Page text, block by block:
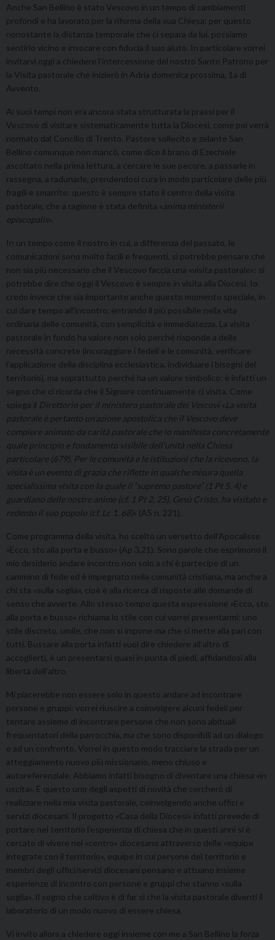
Anche San Bellino è stato Vescovo in un tempo di cambiamenti
profondi e ha lavorato per la riforma della sua Chiesa: per questo
nonostante la distanza temporale che ci separa da lui, possiamo
sentirlo vicino e invocare con fiducia il suo aiuto. In particolare vorrei
invitarvi oggi a chiedere l’intercessione del nostro Santo Patrono per
la Visita pastorale che inizierò in Adria domenica prossima, 1a di
Avvento.
Ai suoi tempi non era ancora stata strutturata la prassi per il
Vescovo di visitare sistematicamente tutta la Diocesi, come poi verrà
normato dal Concilio di Trento. Pastore sollecito e zelante San
Bellino comunque non mancò, come dice il brano di Ezechiele
ascoltato nella prima lettura, a cercare le sue pecore, a passarle in
rassegna, a radunarle, prendendosi cura in modo particolare delle più
fragili e smarrite: questo è sempre stato il centro della visita
pastorale, che a ragione è stata definita «anima ministerii
episcopalis».
In un tempo come il nostro in cui, a differenza del passato, le
comunicazioni sono molto facili e frequenti, si potrebbe pensare che
non sia più necessario che il Vescovo faccia una «visita pastorale»: si
potrebbe dire che oggi il Vescovo è sempre in visita alla Diocesi. Io
credo invece che sia importante anche questo momento speciale, in
cui dare tempo all’incontro, entrando il più possibile nella vita
ordinaria delle comunità, con semplicità e immediatezza. La visita
pastorale in fondo ha valore non solo perché risponde a delle
necessità concrete (incoraggiare i fedeli e le comunità, verificare
l’applicazione della disciplina ecclesiastica, individuare i bisogni del
territorio), ma soprattutto perché ha un valore simbolico: è infatti un
segno che ci ricorda che il Signore continuamente ci visita. Come
spiega il Direttorio per il ministero pastorale dei Vescovi« La visita
pastorale è pertanto un’azione apostolica che il Vescovo deve
compiere animato da carità pastorale che lo manifesta concretamente
quale principio e fondamento visibile dell’unità nella Chiesa
particolare (679). Per le comunità e le istituzioni che la ricevono, la
visita è un evento di grazia che riflette in qualche misura quella
specialissima visita con la quale il “supremo pastore” (1 Pt 5, 4) e
guardiano delle nostre anime (cf. 1 Pt 2, 25), Gesù Cristo, ha visitato e
redento il suo popolo (cf. Lc 1, 68)» (AS n. 221).
Come programma della visita, ho scelto un versetto dell’Apocalisse
«Ecco, sto alla porta e busso» (Ap 3,21). Sono parole che esprimono il
mio desiderio andare incontro non solo a chi è partecipe di un
cammino di fede ed è impegnato nella comunità cristiana, ma anche a
chi sta «sulla soglia», cioè è alla ricerca di risposte alle domande di
senso che avverte. Allo stesso tempo questa espressione «Ecco, sto
alla porta e busso» richiama lo stile con cui vorrei presentarmi: uno
stile discreto, umile, che non si impone ma che si mette alla pari con
tutti. Bussare alla porta infatti vuol dire chiedere all’altro di
accoglierti, è un presentarsi quasi in punta di piedi, affidandosi alla
libertà dell’altro
Mi piacerebbe non essere solo in questo andare ad incontrare
persone e gruppi: vorrei riuscire a coinvolgere alcuni fedeli per
tentare assieme di incontrare persone che non sono abituali
frequentatori della parrocchia, ma che sono disponibili ad un dialogo
e ad un confronto. Vorrei in questo modo tracciare la strada per un
atteggiamento nuovo più missionario, meno chiuso e
autoreferenziale. Abbiamo infatti bisogno di diventare una chiesa «in
uscita». È questo uno degli aspetti di novità che cercherò di
realizzare nella mia visita pastorale, coinvolgendo anche uffici e
servizi diocesani. Il progetto «Casa della Diocesi» infatti prevede di
portare nel territorio l’esperienza di chiesa che in questi anni si è
cercato di vivere nel «centro» diocesano attraverso delle «equipe
integrate con il territorio», equipe in cui persone del territorio e
membri degli uffici/servizi diocesani pensano e attuano insieme
esperienze di incontro con persone e gruppi che stanno «sulla
soglia». Il sogno che coltivo è di far sì che la visita pastorale diventi il
laboratorio di un modo nuovo di essere chiesa.
Vi invito allora a chiedere oggi insieme con me a San Bellino la forza